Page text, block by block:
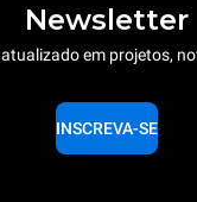
Newsletter
em projetos,
INSCREVA-SE